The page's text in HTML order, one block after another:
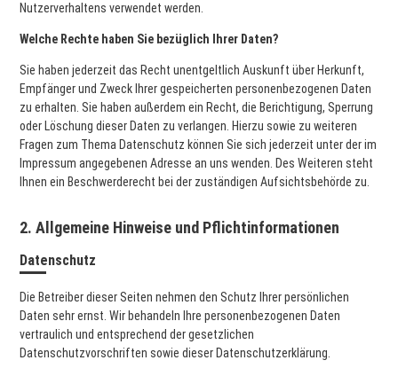
Nutzerverhaltens verwendet werden.
Welche Rechte haben Sie bezüglich Ihrer Daten?
Sie haben jederzeit das Recht unentgeltlich Auskunft über Herkunft,
Empfänger und Zweck Ihrer gespeicherten personenbezogenen Daten
zu erhalten. Sie haben außerdem ein Recht, die Berichtigung, Sperrung
oder Löschung dieser Daten zu verlangen. Hierzu sowie zu weiteren
Fragen zum Thema Datenschutz können Sie sich jederzeit unter der im
Impressum angegebenen Adresse an uns wenden. Des Weiteren steht
Ihnen ein Beschwerderecht bei der zuständigen Aufsichtsbehörde zu.
2. Allgemeine Hinweise und Pflichtinformationen
Datenschutz
Die Betreiber dieser Seiten nehmen den Schutz Ihrer persönlichen
Daten sehr ernst. Wir behandeln Ihre personenbezogenen Daten
vertraulich und entsprechend der gesetzlichen
Datenschutzvorschriften sowie dieser Datenschutzerklärung.